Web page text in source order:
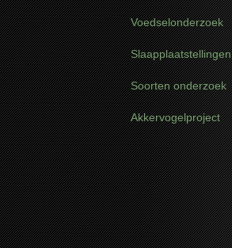
Voedselonderzoek
Slaapplaatstellingen
Soorten onderzoek
Akkervogelproject